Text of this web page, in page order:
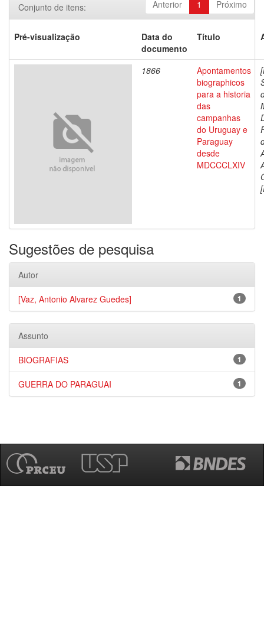
Anterior 1 Próximo
Conjunto de itens:
Pré-visualização
Data do
documento
Título
1866
Apontamentos
biographicos
para a historia
das
campanhas
do Uruguay e
Paraguay
desde
MDCCCLXIV
Sugestões de pesquisa
Autor
1
[Vaz, Antonio Alvarez Guedes]
Assunto
1
BIOGRAFIAS
1
GUERRA DO PARAGUAI